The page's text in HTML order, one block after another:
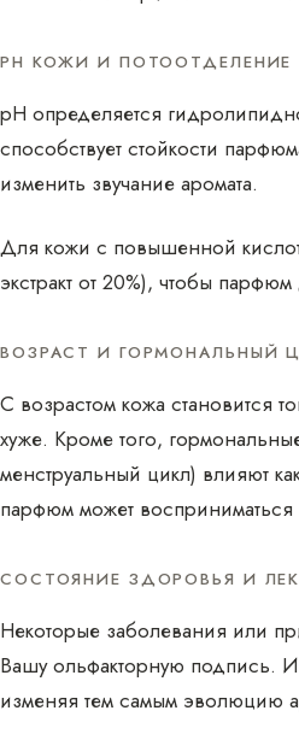
PH КОЖИ И ПОТООТДЕЛЕНИЕ
pH определяется
способствует стойкости
изменить звучание аромата.
Для кожи с повышенной
экстракт от 20%), чтобы
ВОЗРАСТ И ГОРМОНАЛЬНЫЙ
С возрастом кожа становится
хуже. Кроме того,
менструальный цикл) влияют
парфюм может
СОСТОЯНИЕ ЗДОРОВЬЯ И
Некоторые заболевания или
Вашу ольфакторную подпись.
изменяя тем самым эволюцию